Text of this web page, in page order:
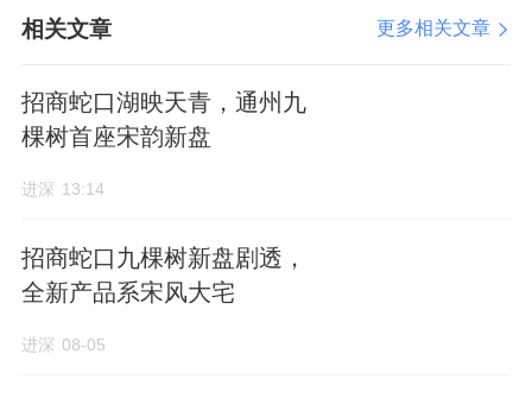
校赛道、金融赛道以及医院、IFM这些专业赛
实做强，其实也是在进一步巩固专业赛道上护
城河。
管控背后都有财务管控的要求，也是做好深耕
服务同时，也在公司内部加强严格的财务管控
相关文章 更多相关文章
招商蛇口湖映天青，通州九
棵树首座宋韵新盘
进深 13:14
招商蛇口九棵树新盘剧透，
全新产品系宋风大宅
进深 08-05